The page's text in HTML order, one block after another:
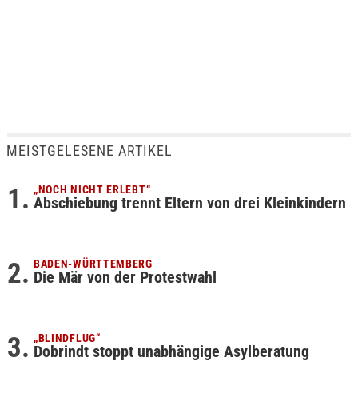
MEISTGELESENE ARTIKEL
„NOCH NICHT ERLEBT“
Abschiebung trennt Eltern von drei Kleinkindern
BADEN-WÜRTTEMBERG
Die Mär von der Protestwahl
„BLINDFLUG“
Dobrindt stoppt unabhängige Asylberatung